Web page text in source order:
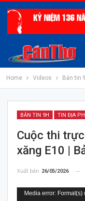
Home Videos Bản tin
BẢN TIN 9H TIN ĐỊA
Cuộc thi
xăng E10 |
Xuất bản 26/05/2026
Trình
Media error: